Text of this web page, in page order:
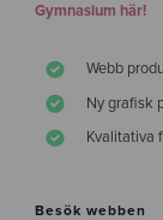
Gymnasium här!
Webb
Ny grafisk
Kvalitativa
Besök webben